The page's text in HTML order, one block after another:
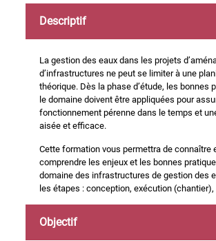
Descriptif
La gestion des eaux dans les projets
d’infrastructures ne peut se limiter à une
théorique. Dès la phase d’étude, les bonnes
le domaine doivent être appliquées pour
fonctionnement pérenne dans le temps et
aisée et efficace.
Cette formation vous permettra de connaître
comprendre les enjeux et les bonnes
domaine des infrastructures de gestion des
les étapes : conception, exécution
Objectif